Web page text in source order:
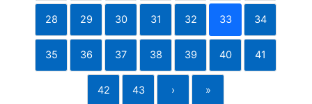
28 29 30 31 32 33 34
35 36 37 38 39 40 41
42 43 › »